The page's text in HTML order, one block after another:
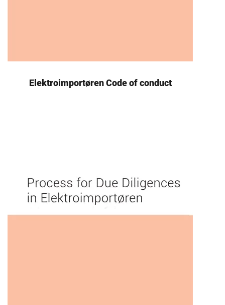
Elektroimportøren Code of conduct